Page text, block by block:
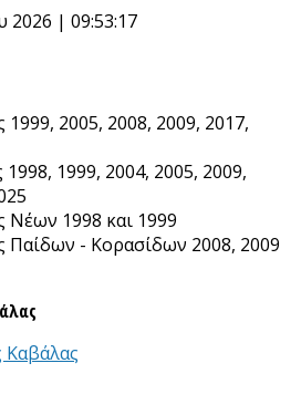
2026 | 09:53:17
2005, 2008, 2009, 2017,
1999, 2004, 2005, 2009,
Νέων 1998 και 1999
Παίδων - Κορασίδων 2008, 2009